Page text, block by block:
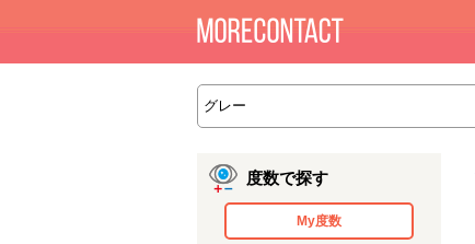
度数で探す
My度数